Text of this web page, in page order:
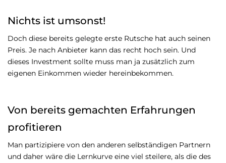
Nichts ist umsonst!
Doch diese bereits gelegte erste Rutsche hat auch seinen
Preis. Je nach Anbieter kann das recht hoch sein. Und
dieses Investment sollte muss man ja zusätzlich zum
eigenen Einkommen wieder hereinbekommen.
Von bereits gemachten Erfahrungen
profitieren
Man partizipiere von den anderen selbständigen Partnern
und daher wäre die Lernkurve eine viel steilere, als die des